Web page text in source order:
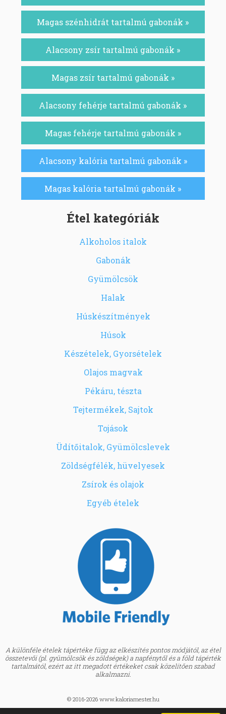
Magas szénhidrát tartalmú gabonák »
Alacsony zsír tartalmú gabonák »
Magas zsír tartalmú gabonák »
Alacsony fehérje tartalmú gabonák »
Magas fehérje tartalmú gabonák »
Alacsony kalória tartalmú gabonák »
Magas kalória tartalmú gabonák »
Étel kategóriák
Alkoholos italok
Gabonák
Gyümölcsök
Halak
Húskészítmények
Húsok
Készételek, Gyorsételek
Olajos magvak
Pékáru, tészta
Tejtermékek, Sajtok
Tojások
Üdítőitalok, Gyümölcslevek
Zöldségfélék, hüvelyesek
Zsírok és olajok
Egyéb ételek
A különféle ételek tápértéke függ az elkészítés pontos módjától, az étel
összetevői (pl. gyümölcsök és zöldségek) a napfénytől és a föld tápérték
tartalmától, ezért az itt megadott értékeket csak közelítően szabad
alkalmazni.
© 2016-2026 www.kaloriamester.hu